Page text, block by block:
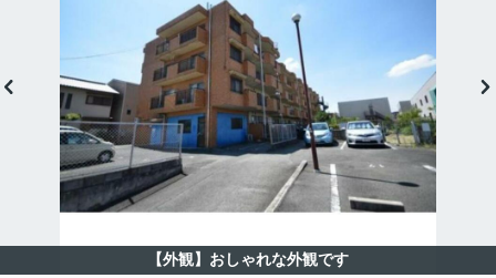
【外観】おしゃれな外観です